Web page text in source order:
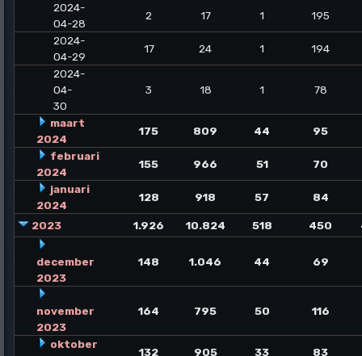
2024-
04-28
2 17 1
195
2024-
04-29
17 24 1
194
2024-
04-
30
3 18 1 78
maart
2024
175 809 44
95
februari
2024
155 966 51
70
januari
2024
128 918 57 84
2023 1.926 10.824 518 450
december
2023
148 1.046 44 69
november
2023
164 795 50 116
oktober
132 905 33 83